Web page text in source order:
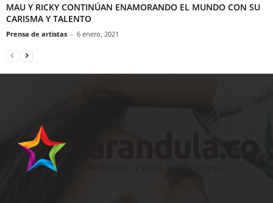
MAU Y RICKY CONTINÚAN ENAMORANDO EL MUNDO CON SU
CARISMA Y TALENTO
Prensa de artistas - 6 enero, 2021